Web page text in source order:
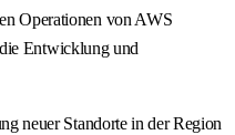
Operationen von AWS
Entwicklung und
neuer Standorte in der Region